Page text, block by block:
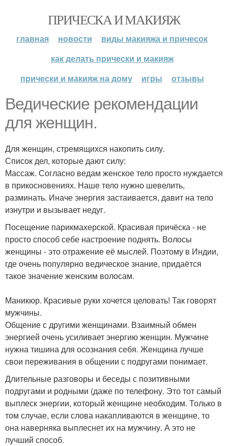
ПРИЧЕСКА И МАКИЯЖ
главная новости
виды макияжа и причесок
как делать прически и макияж
прически и макияж на дому
игры отзывы
Ведические рекомендации
для женщин.
Для женщин, стремящихся накопить силу.
Список дел, которые дают силу:
Массаж. Согласно ведам женское тело просто нуждается
в прикосновениях. Наше тело нужно шевелить,
разминать. Иначе энергия застаивается, давит на тело
изнутри и вызывает недуг.
Посещение парикмахерской. Красивая причёска - не
просто способ себе настроение поднять. Волосы
женщины - это отражение её мыслей. Поэтому в Индии,
где очень популярно ведическое знание, придаётся
такое значение женским волосам.
Маникюр. Красивые руки хочется целовать! Так говорят
мужчины.
Общение с другими женщинами. Взаимный обмен
энергией очень усиливает энергию женщин. Мужчине
нужна тишина для осознания себя. Женщина лучше
свои переживания в общении с подругами понимает.
Длительные разговоры и беседы с позитивными
подругами и родными (даже по телефону. Это тот самый
выплеск энергии, который женщине необходим. Только в
том случае, если слова накапливаются в женщине, то
она наверняка выплеснет их на мужчину. А это не
лучший способ.